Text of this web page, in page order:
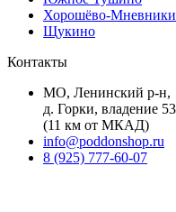
Хорошёво-Мневники
Щукино
Контакты
МО, Ленинский р-н,
д. Горки, владение
(11 км от МКАД)
info@poddonshop.ru
8 (925) 777-60-07